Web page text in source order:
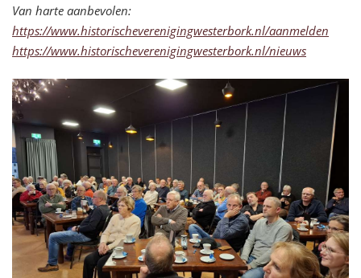
Van harte aanbevolen:
https://www.historischeverenigingwesterbork.nl/aanmelden
https://www.historischeverenigingwesterbork.nl/nieuws